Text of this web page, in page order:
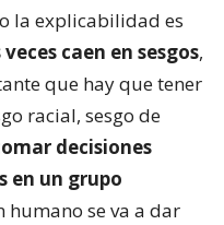
la explicabilidad es
caen en sesgos,
que hay que tener
racial, sesgo de
decisiones
en un grupo
humano se va a dar